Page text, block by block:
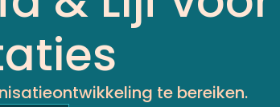
te bereiken.